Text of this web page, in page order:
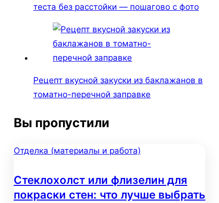
теста без расстойки — пошагово с фото
Рецепт вкусной закуски из баклажанов в
томатно-перечной заправке
Вы пропустили
Отделка (материалы и работа)
Стеклохолст или флизелин для
покраски стен: что лучше выбрать